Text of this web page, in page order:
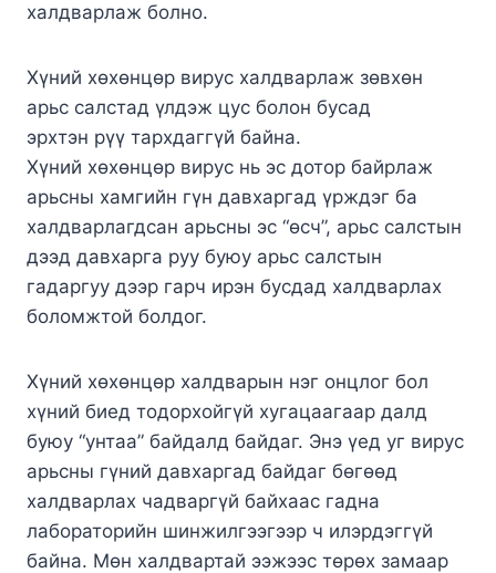
халдварлаж болно.
Хүний хөхөнцөр вирус халдварлаж зөвхөн
арьс салстад үлдэж цус болон бусад
эрхтэн рүү тархдаггүй байна.
Хүний хөхөнцөр вирус нь эс дотор байрлаж
арьсны хамгийн гүн давхаргад үрждэг ба
халдварлагдсан арьсны эс “өсч”, арьс салстын
дээд давхарга руу буюу арьс салстын
гадаргуу дээр гарч ирэн бусдад халдварлах
боломжтой болдог.
Хүний хөхөнцөр халдварын нэг онцлог бол
хүний биед тодорхойгүй хугацаагаар далд
буюу “унтаа” байдалд байдаг. Энэ үед уг вирус
арьсны гүний давхаргад байдаг бөгөөд
халдварлах чадваргүй байхаас гадна
лабораторийн шинжилгээгээр ч илэрдэггүй
байна. Мөн халдвартай ээжээс төрөх замаар